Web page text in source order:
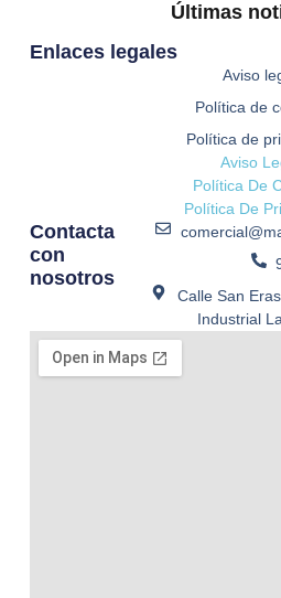
Últimas
Enlaces legales
Aviso
Política de
Política de
Aviso
Política De
Política De
Contacta
con
nosotros
Calle San
Industrial